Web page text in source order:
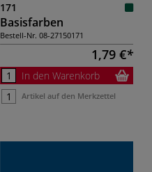
171
Basisfarben
Bestell-Nr. 08-27150171
1,79 €
In den Warenkorb
Artikel auf den Merkzettel